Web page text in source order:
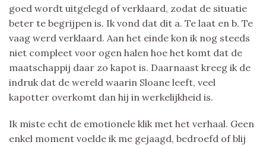
goed wordt uitgelegd of verklaard, zodat de situatie
beter te begrijpen is. Ik vond dat dit a. Te laat en b. Te
vaag werd verklaard. Aan het einde kon ik nog steeds
niet compleet voor ogen halen hoe het komt dat de
maatschappij daar zo kapot is. Daarnaast kreeg ik de
indruk dat de wereld waarin Sloane leeft, veel
kapotter overkomt dan hij in werkelijkheid is.
Ik miste echt de emotionele klik met het verhaal. Geen
enkel moment voelde ik me gejaagd, bedroefd of blij